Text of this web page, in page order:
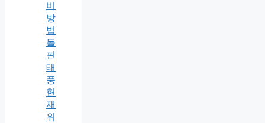
비
방
법
돌
핀
태
풍
현
재
위